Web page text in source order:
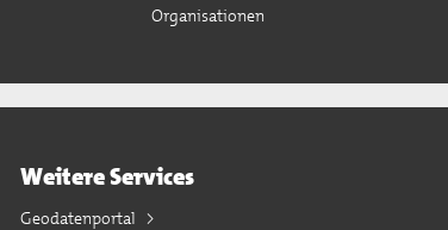
Organisationen
Weitere Services
Geodatenportal